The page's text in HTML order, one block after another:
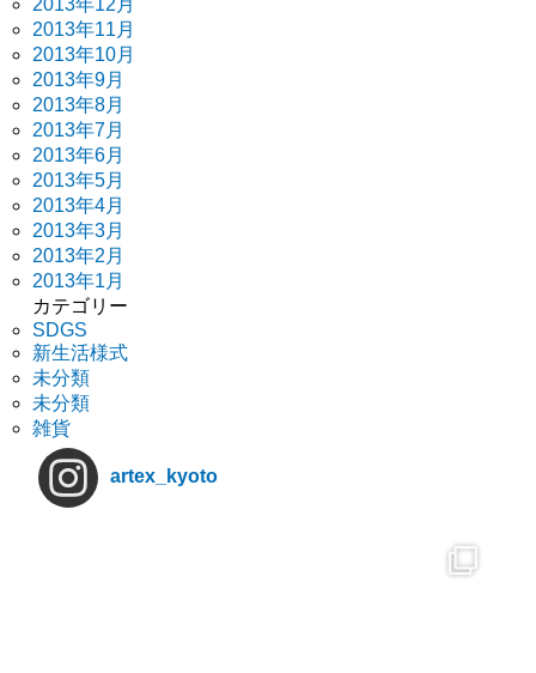
2013年12月
2013年11月
2013年10月
2013年9月
2013年8月
2013年7月
2013年6月
2013年5月
2013年4月
2013年3月
2013年2月
2013年1月
カテゴリー
SDGS
新生活様式
未分類
未分類
雑貨
artex_kyoto